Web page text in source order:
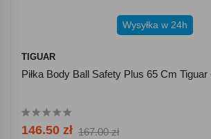
Wysyłka w 24h
TIGUAR
Piłka Body Ball Safety Plus 65 Cm
146.50 zł 167.00 zł